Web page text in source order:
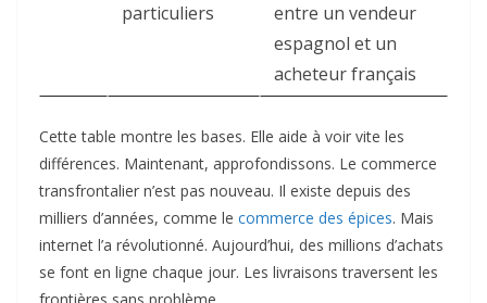
particuliers
entre un vendeur
espagnol et un
acheteur français
Cette table montre les bases. Elle aide à voir vite les
différences. Maintenant, approfondissons. Le commerce
transfrontalier n’est pas nouveau. Il existe depuis des
milliers d’années, comme le commerce des épices. Mais
internet l’a révolutionné. Aujourd’hui, des millions d’achats
se font en ligne chaque jour. Les livraisons traversent les